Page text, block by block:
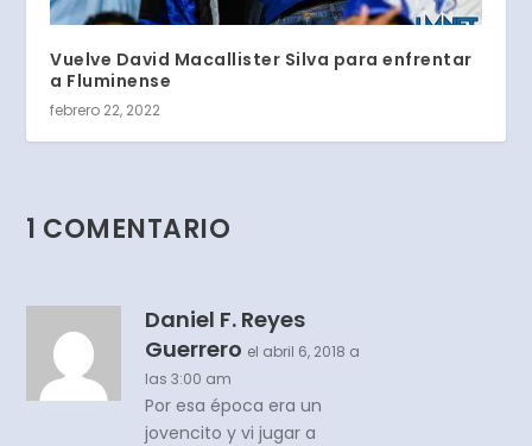
Vuelve David Macallister Silva para enfrentar
a Fluminense
febrero 22, 2022
1 COMENTARIO
Daniel F. Reyes
Guerrero el abril 6, 2018 a
las 3:00 am
Por esa época era un
jovencito y vi jugar a